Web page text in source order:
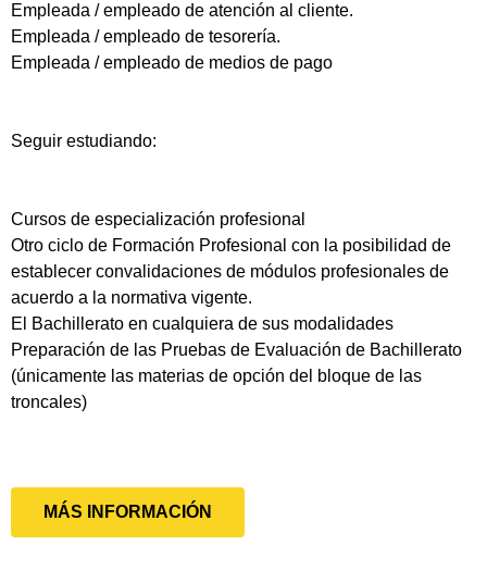
Empleada / empleado de atención al cliente.
Empleada / empleado de tesorería.
Empleada / empleado de medios de pago
Seguir estudiando:
Cursos de especialización profesional
Otro ciclo de Formación Profesional con la posibilidad de
establecer convalidaciones de módulos profesionales de
acuerdo a la normativa vigente.
El Bachillerato en cualquiera de sus modalidades
Preparación de las Pruebas de Evaluación de Bachillerato
(únicamente las materias de opción del bloque de las
troncales)
MÁS INFORMACIÓN